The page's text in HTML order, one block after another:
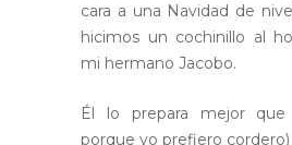
cara a una Navidad de
hicimos un cochinillo al
mi hermano Jacobo.
Él lo prepara mejor
porque yo prefiero